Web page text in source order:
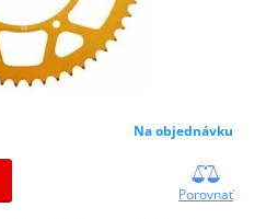
Na objednávku
Porovnať